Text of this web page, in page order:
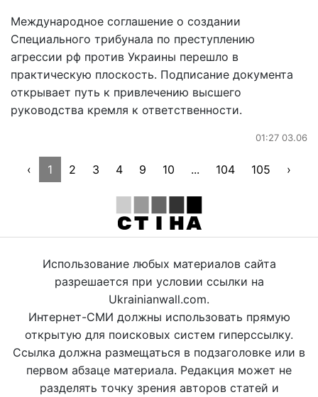
Международное соглашение о создании
Специального трибунала по преступлению
агрессии рф против Украины перешло в
практическую плоскость. Подписание документа
открывает путь к привлечению высшего
руководства кремля к ответственности.
01:27 03.06
‹ 1 2 3 4 9 10 ... 104 105 ›
Использование любых материалов сайта
разрешается при условии ссылки на
Ukrainianwall.com.
Интернет-СМИ должны использовать прямую
открытую для поисковых систем гиперссылку.
Ссылка должна размещаться в подзаголовке или в
первом абзаце материала. Редакция может не
разделять точку зрения авторов статей и